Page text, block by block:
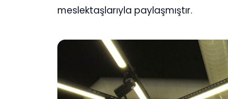
meslektaşlarıyla paylaşmıştır.